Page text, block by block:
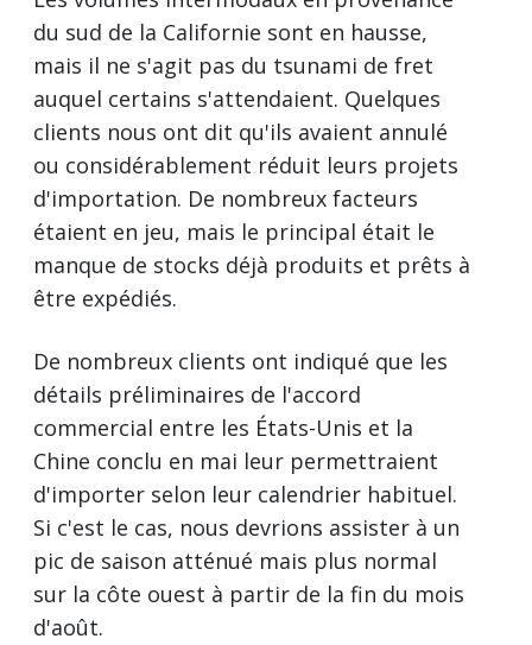
du sud de la Californie sont en hausse,
mais il ne s'agit pas du tsunami de fret
auquel certains s'attendaient. Quelques
clients nous ont dit qu'ils avaient annulé
ou considérablement réduit leurs projets
d'importation. De nombreux facteurs
étaient en jeu, mais le principal était le
manque de stocks déjà produits et prêts à
être expédiés.
De nombreux clients ont indiqué que les
détails préliminaires de l'accord
commercial entre les États-Unis et la
Chine conclu en mai leur permettraient
d'importer selon leur calendrier habituel.
Si c'est le cas, nous devrions assister à un
pic de saison atténué mais plus normal
sur la côte ouest à partir de la fin du mois
d'août.